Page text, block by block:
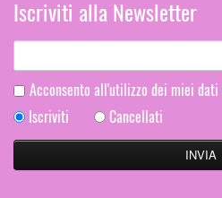
Iscriviti alla Newsletter
Acconsento all'utilizzo dei miei dati
Iscriviti
Cancellati